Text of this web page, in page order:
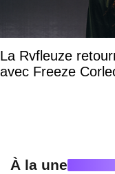
La Rvfleuze
avec Freeze
À la une